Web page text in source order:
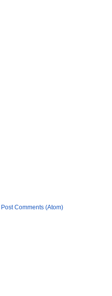
Post Comments (Atom)